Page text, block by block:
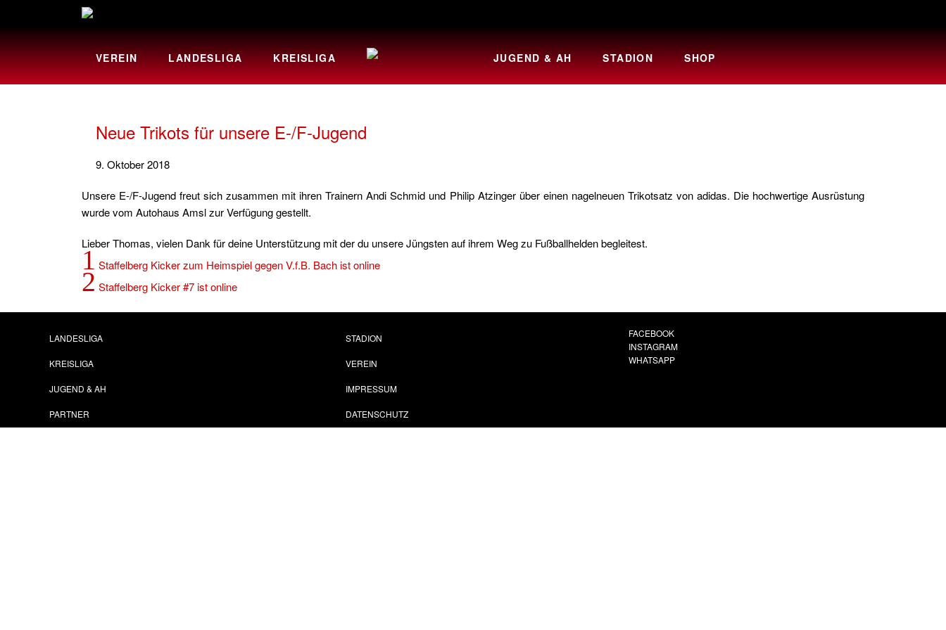
VEREIN LANDESLIGA KREISLIGA JUGEND & AH STADION SHOP
Neue Trikots für unsere E-/F-Jugend
9. Oktober 2018
Unsere E-/F-Jugend freut sich zusammen mit ihren Trainern Andi Schmid und Philip Atzinger über einen nagelneuen Trikotsatz von adidas. Die hochwertige Ausrüstung
wurde vom Autohaus Amsl zur Verfügung gestellt.
Lieber Thomas, vielen Dank für deine Unterstützung mit der du unsere Jüngsten auf ihrem Weg zu Fußballhelden begleitest.
1 Staffelberg Kicker zum Heimspiel gegen V.f.B. Bach ist online
2 Staffelberg Kicker #7 ist online
LANDESLIGA
KREISLIGA
JUGEND & AH
PARTNER
STADION
VEREIN
IMPRESSUM
DATENSCHUTZ
FACEBOOK
INSTAGRAM
WHATSAPP